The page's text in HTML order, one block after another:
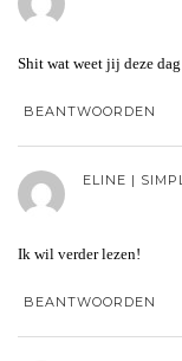
Shit wat weet jij deze
BEANTWOORDEN
ELINE |
Ik wil verder lezen!
BEANTWOORDEN